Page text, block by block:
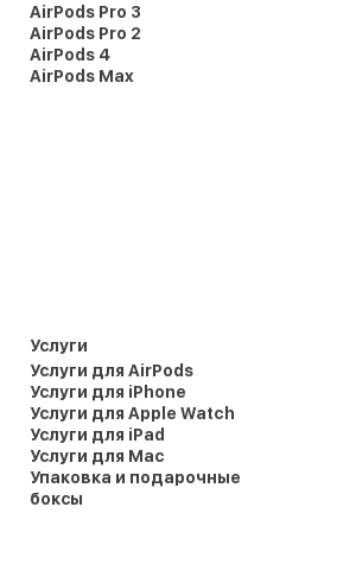
AirPods Pro 3
AirPods Pro 2
AirPods 4
AirPods Max
Услуги
Услуги для AirPods
Услуги для iPhone
Услуги для Apple Watch
Услуги для iPad
Услуги для Mac
Упаковка и подарочные
боксы